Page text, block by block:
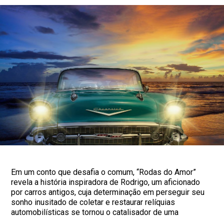
Em um conto que desafia o comum, “Rodas do Amor”
revela a história inspiradora de Rodrigo, um aficionado
por carros antigos, cuja determinação em perseguir seu
sonho inusitado de coletar e restaurar relíquias
automobilísticas se tornou o catalisador de uma